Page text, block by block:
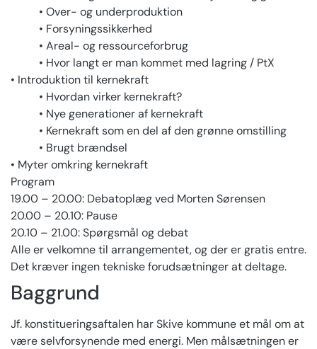
• Over- og underproduktion
• Forsyningssikkerhed
• Areal- og ressourceforbrug
• Hvor langt er man kommet med lagring / PtX
• Introduktion til kernekraft
• Hvordan virker kernekraft?
• Nye generationer af kernekraft
• Kernekraft som en del af den grønne omstilling
• Brugt brændsel
• Myter omkring kernekraft
Program
19.00 – 20.00: Debatoplæg ved Morten Sørensen
20.00 – 20.10: Pause
20.10 – 21.00: Spørgsmål og debat
Alle er velkomne til arrangementet, og der er gratis entre.
Det kræver ingen tekniske for­ud­sæt­ninger at deltage.
Baggrund
Jf. konstitueringsaftalen har Skive kommune et mål om at
være selvforsynende med energi. Men målsætningen er